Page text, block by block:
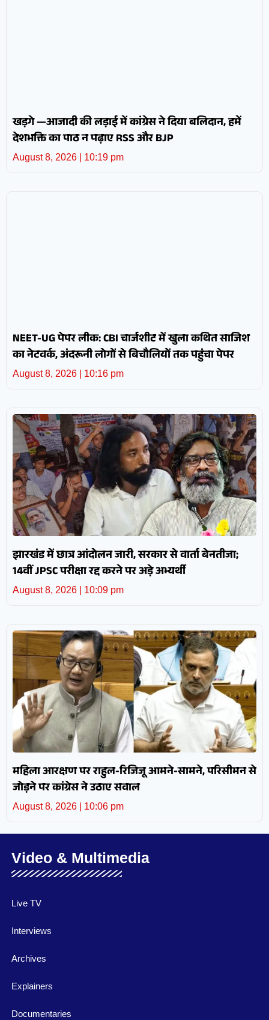
खड़गे —आजादी की लड़ाई में कांग्रेस ने दिया बलिदान, हमें
देशभक्ति का पाठ न पढ़ाए RSS और BJP
August 8, 2026 10:19 pm
NEET-UG पेपर लीक: CBI चार्जशीट में खुला कथित साजिश
का नेटवर्क, अंदरूनी लोगों से बिचौलियों तक पहुंचा पेपर
August 8, 2026 10:16 pm
झारखंड में छात्र आंदोलन जारी, सरकार से वार्ता बेनतीजा;
14वीं JPSC परीक्षा रद्द करने पर अड़े अभ्यर्थी
August 8, 2026 10:09 pm
महिला आरक्षण पर राहुल-रिजिजू आमने-सामने, परिसीमन से
जोड़ने पर कांग्रेस ने उठाए सवाल
August 8, 2026 10:06 pm
Video & Multimedia
Live TV
Interviews
Archives
Explainers
Documentaries